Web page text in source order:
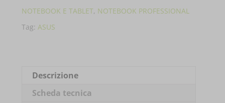
P1503CVA-
S72953X
100U
NOTEBOOK E TABLET, NOTEBOOK PROFESSIONAL
Tag:ASUS
Descrizione
Scheda tecnica